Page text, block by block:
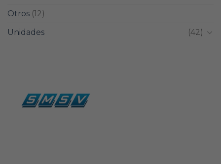
Otros (12)
Unidades
(42)